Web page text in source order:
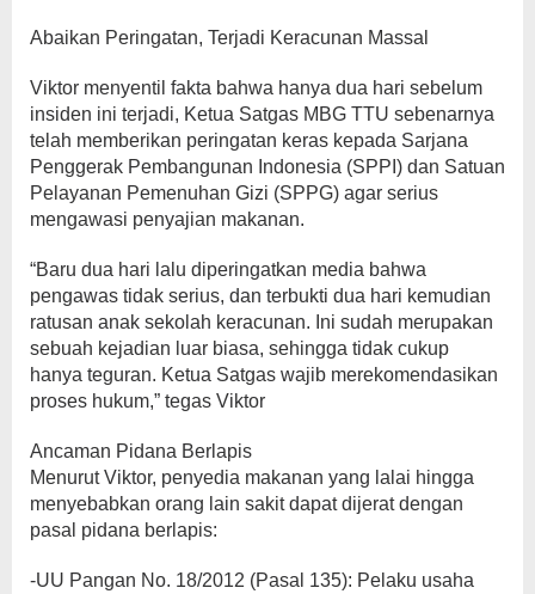
Abaikan Peringatan, Terjadi Keracunan Massal
Viktor menyentil fakta bahwa hanya dua hari sebelum
insiden ini terjadi, Ketua Satgas MBG TTU sebenarnya
telah memberikan peringatan keras kepada Sarjana
Penggerak Pembangunan Indonesia (SPPI) dan Satuan
Pelayanan Pemenuhan Gizi (SPPG) agar serius
mengawasi penyajian makanan.
“Baru dua hari lalu diperingatkan media bahwa
pengawas tidak serius, dan terbukti dua hari kemudian
ratusan anak sekolah keracunan. Ini sudah merupakan
sebuah kejadian luar biasa, sehingga tidak cukup
hanya teguran. Ketua Satgas wajib merekomendasikan
proses hukum,” tegas Viktor
Ancaman Pidana Berlapis
Menurut Viktor, penyedia makanan yang lalai hingga
menyebabkan orang lain sakit dapat dijerat dengan
pasal pidana berlapis:
-UU Pangan No. 18/2012 (Pasal 135): Pelaku usaha